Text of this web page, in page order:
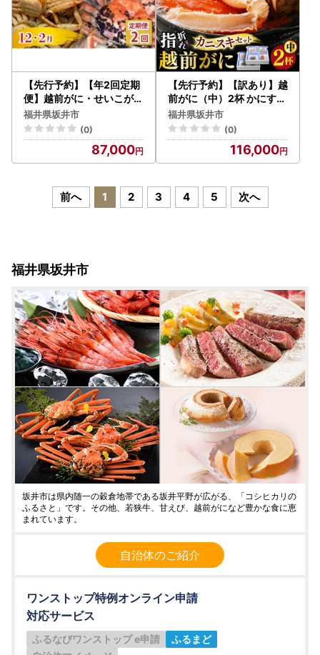
【先行予約】【年2回定期
便】越前がに・せいこがに
食べ比べコースB（12月・
2月発送） [G-4354]
福井県坂井市
(0)
87,000
【先行予約】【訳あり】越
前がに（中）2杯 かにすき
セット やまに仕込み [J-4
305]
福井県坂井市
(0)
116,000
前へ 1 2 3 4 5 次へ
福井県坂井市
坂井市は県内随一の穀倉地帯である坂井平野が広がる、「コシヒカリの
ふるさと」です。その他、若狭牛、甘えび、越前がになど豊かな食に恵
まれています。
自治体のご紹介
ワンストップ特例オンライン申請
対応サービス
ふるなびワンストップ e申請
ふるまど